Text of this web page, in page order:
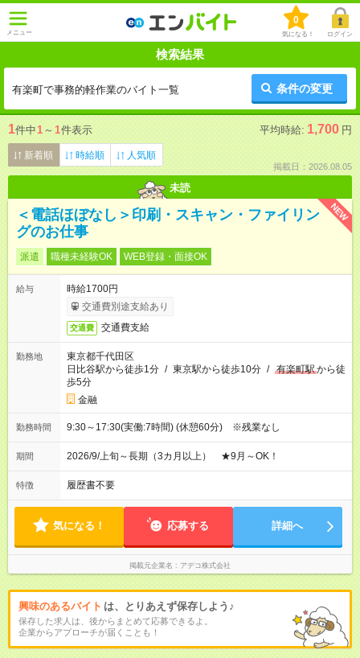
メニュー
0
気になる！ ログイン
検索結果
有楽町で事務的軽作業のバイト一覧 条件の変更
1件中1 ～ 1件表示 平均時給: 1,700 円
新着順 時給順 人気順
掲載日：2026.08.05
未読
NEW
＜電話ほぼなし＞印刷・スキャン・ファイリン
グのお仕事
派遣 職種未経験OK WEB登録・面接OK
給与
時給1700円
交通費別途支給あり
交通費 交通費支給
勤務地
東京都千代田区
日比谷駅から徒歩1分 / 東京駅から徒歩10分 / 有楽町駅から徒
歩5分
金融
勤務時間 9:30～17:30(実働:7時間) (休憩60分) ※残業なし
期間 2026/9/上旬～長期（3カ月以上） ★9月～OK！
特徴 履歴書不要
気になる！ 応募する 詳細へ
掲載元企業名 アデコ株式会社
興味のあるバイト は、とりあえず保存しよう♪
保存した求人は、後からまとめて応募できるよ。
企業からアプローチが届くことも！